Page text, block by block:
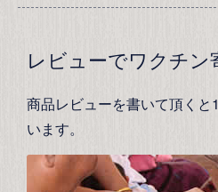
レビューでワクチン
商品レビューを書いて頂く
います。